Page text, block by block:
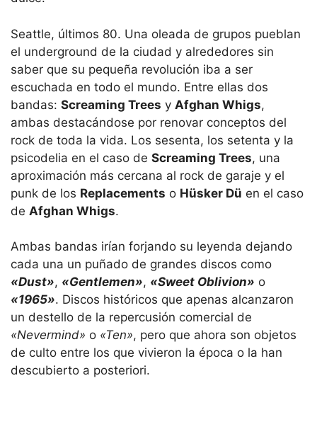
Seattle, últimos 80. Una oleada de grupos pueblan
el underground de la ciudad y alrededores sin
saber que su pequeña revolución iba a ser
escuchada en todo el mundo. Entre ellas dos
bandas: Screaming Trees y Afghan Whigs,
ambas destacándose por renovar conceptos del
rock de toda la vida. Los sesenta, los setenta y la
psicodelia en el caso de Screaming Trees, una
aproximación más cercana al rock de garaje y el
punk de los Replacements o Hüsker Dü en el caso
de Afghan Whigs.
Ambas bandas irían forjando su leyenda dejando
cada una un puñado de grandes discos como
«Dust», «Gentlemen», «Sweet Oblivion» o
«1965». Discos históricos que apenas alcanzaron
un destello de la repercusión comercial de
«Nevermind» o «Ten», pero que ahora son objetos
de culto entre los que vivieron la época o la han
descubierto a posteriori.